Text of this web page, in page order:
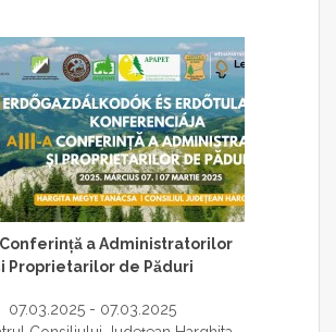
Conferință a Administratorilor
Proprietarilor de Păduri
07.03.2025 - 07.03.2025